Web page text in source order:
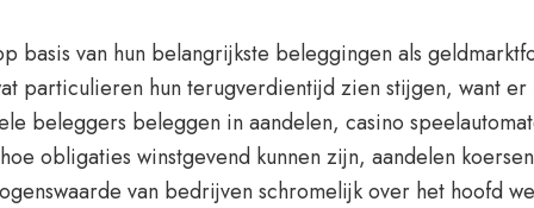
basis van hun belangrijkste beleggingen als
particulieren hun terugverdientijd zien stijgen, want
beleggers beleggen in aandelen, casino
obligaties winstgevend kunnen zijn, aandelen
van bedrijven schromelijk over het hoofd